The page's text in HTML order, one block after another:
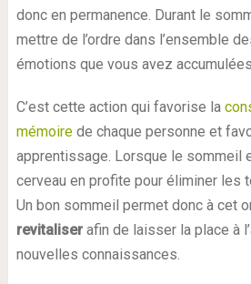
donc en permanence. Durant le
mettre de l’ordre dans l’ensemble
émotions que vous avez
C’est cette action qui favorise la
mémoirede chaque personne et
apprentissage. Lorsque le sommeil
cerveau en profite pour éliminer les
Un bon sommeil permet donc à cet
revitaliserafin de laisser la place à
nouvelles connaissances.